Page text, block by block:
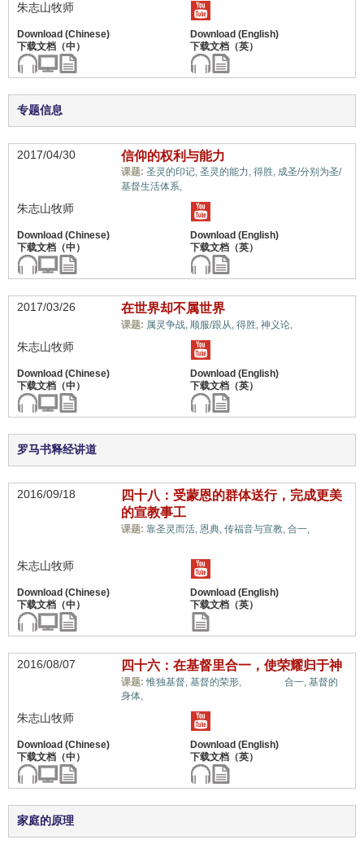
朱志山牧师
专题信息
2017/04/30 信仰的权利与能力
课题: 圣灵的印记, 圣灵的能力, 得胜, 成圣/分别为圣/
基督生活体系,
朱志山牧师
2017/03/26 在世界却不属世界
课题: 属灵争战, 顺服/跟从, 得胜, 神义论,
朱志山牧师
罗马书释经讲道
2016/09/18
四十八：受蒙恩的群体送行，完成更美
的宣教事工
课题: 靠圣灵而活, 恩典, 传福音与宣教, 合一,
朱志山牧师
2016/08/07 四十六：在基督里合一，使荣耀归于神
课题:惟独基督, 基督的荣形, 合一, 基督的
身体,
朱志山牧师
家庭的原理